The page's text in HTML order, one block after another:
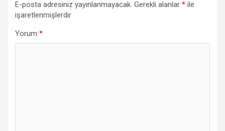
E-posta adresiniz yayınlanmayacak. Gerekli alanlar * ile
işaretlenmişlerdir
Yorum *